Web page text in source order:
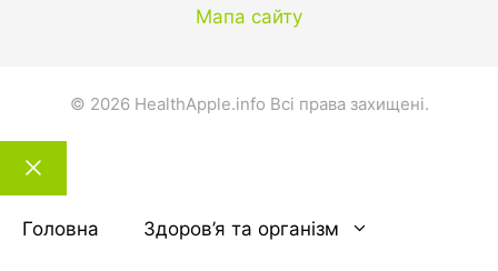
Мапа сайту
© 2026 HealthApple.info Всі права захищені.
Закрити
тему
Головна Здоров’я та організм